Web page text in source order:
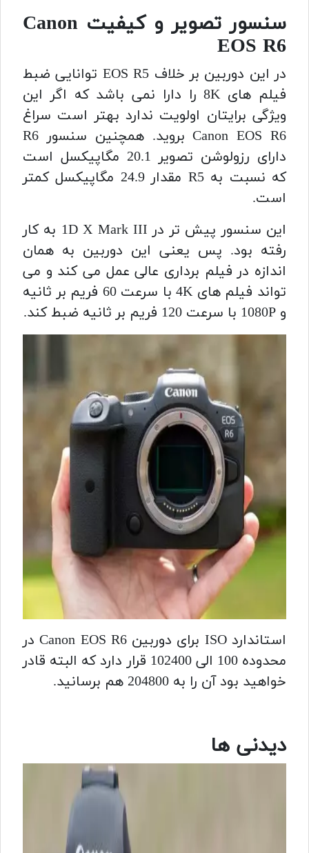
سنسور تصویر و کیفیت Canon
EOS R6
در این دوربین بر خلاف EOS R5 توانایی ضبط
فیلم های 8K را دارا نمی باشد که اگر این
ویژگی برایتان اولویت ندارد بهتر است سراغ
Canon EOS R6 بروید. همچنین سنسور R6
دارای رزولوشن تصویر 20.1 مگاپیکسل است
که نسبت به R5 مقدار 24.9 مگاپیکسل کمتر
است.
این سنسور پیش تر در 1D X Mark III به کار
رفته بود. پس یعنی این دوربین به همان
اندازه در فیلم برداری عالی عمل می کند و می
تواند فیلم های 4K با سرعت 60 فریم بر ثانیه
و 1080P با سرعت 120 فریم بر ثانیه ضبط کند.
استاندارد ISO برای دوربین Canon EOS R6 در
محدوده 100 الی 102400 قرار دارد که البته قادر
خواهید بود آن را به 204800 هم برسانید.
دیدنی ها